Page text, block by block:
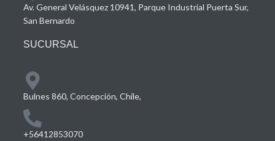
Av. General Velásquez 10941, Parque Industrial Puerta Sur,
San Bernardo
SUCURSAL
Bulnes 860, Concepción, Chile,
+56412853070